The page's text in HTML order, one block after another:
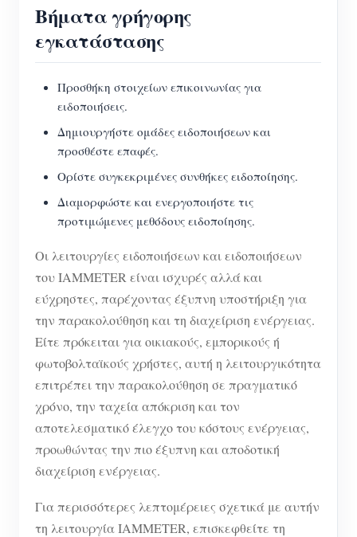
Βήματα γρήγορης
εγκατάστασης
Προσθήκη στοιχείων επικοινωνίας για
ειδοποιήσεις.
Δημιουργήστε ομάδες ειδοποιήσεων και
προσθέστε επαφές.
Ορίστε συγκεκριμένες συνθήκες ειδοποίησης.
Διαμορφώστε και ενεργοποιήστε τις
προτιμώμενες μεθόδους ειδοποίησης.
Οι λειτουργίες ειδοποιήσεων και ειδοποιήσεων
του IAMMETER είναι ισχυρές αλλά και
εύχρηστες, παρέχοντας έξυπνη υποστήριξη για
την παρακολούθηση και τη διαχείριση ενέργειας.
Είτε πρόκειται για οικιακούς, εμπορικούς ή
φωτοβολταϊκούς χρήστες, αυτή η λειτουργικότητα
επιτρέπει την παρακολούθηση σε πραγματικό
χρόνο, την ταχεία απόκριση και τον
αποτελεσματικό έλεγχο του κόστους ενέργειας,
προωθώντας την πιο έξυπνη και αποδοτική
διαχείριση ενέργειας.
Για περισσότερες λεπτομέρειες σχετικά με αυτήν
τη λειτουργία IAMMETER, επισκεφθείτε τη